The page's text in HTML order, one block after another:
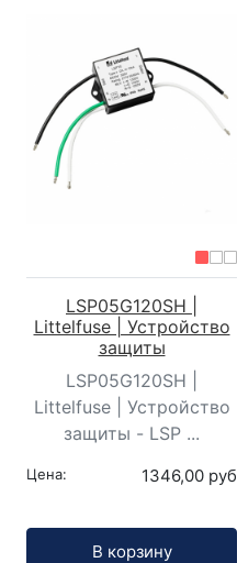
LSP05G120SH |
Littelfuse | Устройство
защиты
LSP05G120SH |
Littelfuse | Устройство
защиты - LSP ...
Цена: 1346,00 руб
В корзину